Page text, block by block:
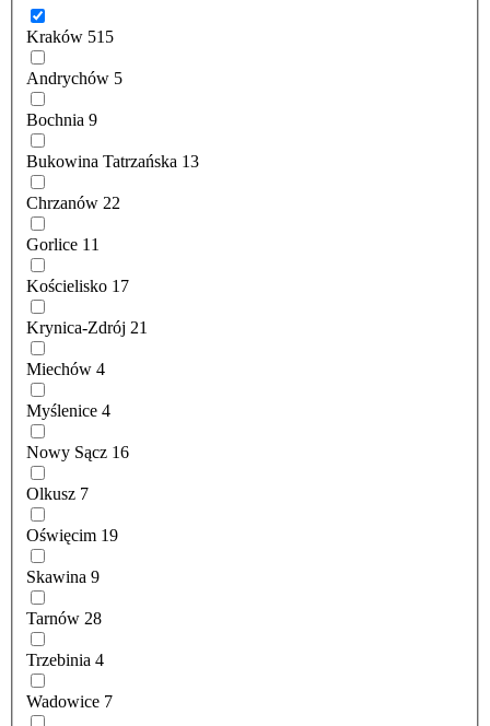
Kraków 515
Andrychów 5
Bochnia 9
Bukowina Tatrzańska 13
Chrzanów 22
Gorlice 11
Kościelisko 17
Krynica-Zdrój 21
Miechów 4
Myślenice 4
Nowy Sącz 16
Olkusz 7
Oświęcim 19
Skawina 9
Tarnów 28
Trzebinia 4
Wadowice 7